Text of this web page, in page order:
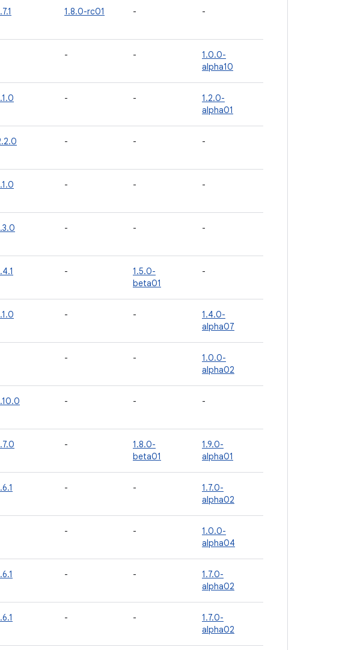
1.8.0-rc01 - -
- -
1.0.0-
alpha10
- -
1.2.0-
alpha01
- - -
- - -
- - -
-
1.5.0-
beta01
-
- -
1.4.0-
alpha07
- -
1.0.0-
alpha02
- - -
-
1.8.0-
beta01
1.9.0-
alpha01
- -
1.7.0-
alpha02
- -
1.0.0-
alpha04
- -
1.7.0-
alpha02
- -
1.7.0-
alpha02